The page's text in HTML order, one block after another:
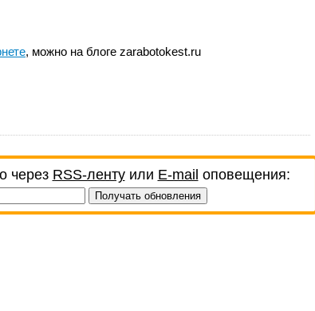
, можно на блоге zarabotokest.ru
через RSS-лентуили E-mail оповещения: